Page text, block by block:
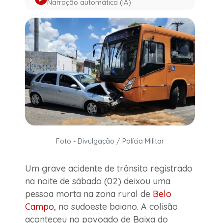
Narração automática (IA)
Foto - Divulgação / Polícia Militar
Um grave acidente de trânsito registrado
na noite de sábado (02) deixou uma
pessoa morta na zona rural de Belo
Campo, no sudoeste baiano. A colisão
aconteceu no povoado de Baixa do